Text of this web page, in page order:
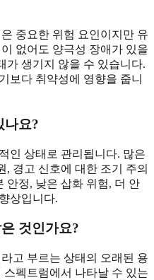
중요한 위험 요인이지만 유
없어도 양극성 장애가 있을
가 생기지 않을 수 있습니다.
보다 취약성에 영향을 줍니
나요?
인 상태로 관리됩니다. 많은
, 경고 신호에 대한 조기 주의
안정, 낮은 삽화 위험, 더 안
상입니다.
것인가요?
고 부르는 상태의 오래된 용
펙트럼에서 나타날 수 있는